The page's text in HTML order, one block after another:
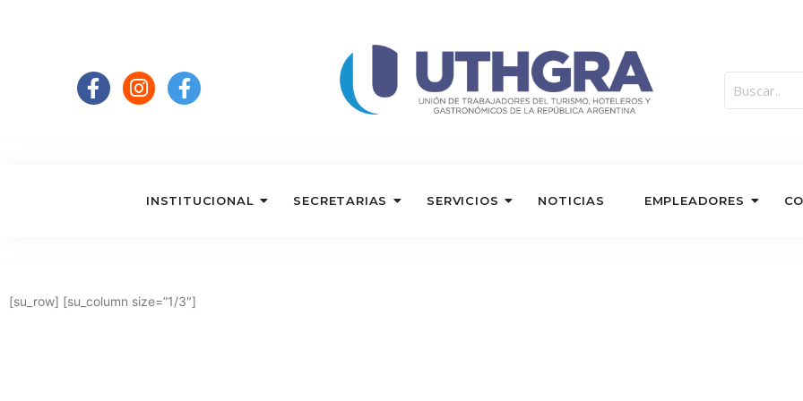
INSTITUCIONAL SECRETARIAS SERVICIOS NOTICIAS EMPLEADORES
[su_row] [su_column size=”1/3″]